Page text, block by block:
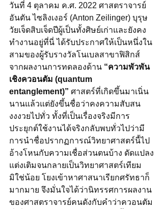
วันที่ 4 ตุลาคม ค.ศ. 2022 ศาสตราจารย์
อันตัน ไซลิงเงอร์ (Anton Zeilinger) บุรุษ
วัยเจ็ดสิบเจ็ดปีผู้เป็นทั้งศิษย์เก่าและยังคง
ทำงานอยู่ที่นี่ ได้รับประกาศให้เป็นหนึ่งใน
สามของผู้รับรางวัลโนเบลสาขาฟิสิกส์
จากผลงานการทดลองด้าน “ความพัวพัน
เชิงควอนตัม (quantum
entanglement)” ศาสตร์ที่เกิดขึ้นมาเนิ่น
นานแล้วแต่ยังขึ้นชื่อว่าคงความสับสน
งงงวยไปทั่ว ทั้งที่เป็นเรื่องจริงมีการ
ประยุกต์ใช้งานได้จริงกลับพบทั่วไปว่ามี
การนำชื่อปรากฏการณ์วิทยาศาสตร์นี้ไป
อ้างโหนกับความเชื่อส่วนตนบ้าง ดัดแปลง
แต่งเติมจนกลายเป็นวิทยาศาสตร์เทียม
มิใช่น้อย โยงเข้าหาศาสนาเรียกศรัทธาก็
มากมาย จึงมั่นใจได้ว่านิทรรศการผลงาน
ของศาสตราจารย์คนดังกับคำว่าควอนตัม